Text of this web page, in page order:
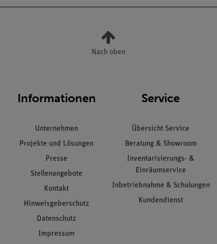
Nach oben
Informationen
Unternehmen
Projekte und Lösungen
Presse
Stellenangebote
Kontakt
Hinweisgeberschutz
Datenschutz
Impressum
Service
Übersicht Service
Beratung & Showroom
Inventarisierungs- &
Einräumservice
Inbetriebnahme & Schulungen
Kundendienst